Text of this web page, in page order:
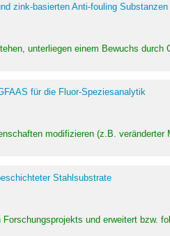
zink-basierten Anti-fouling
unterliegen einem Bewuchs
für die Fluor-Speziesanalytik
modifizieren (z.B.
Stahlsubstrate
und erweitert bzw.